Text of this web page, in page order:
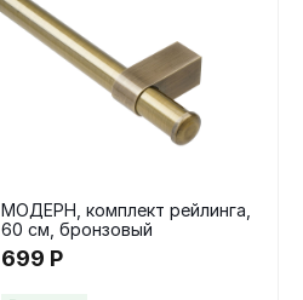
МОДЕРН, комплект рейлинга,
60 см, бронзовый
699 Р